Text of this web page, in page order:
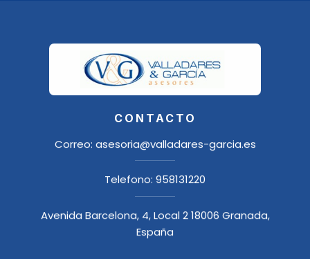
CONTACTO
Correo: asesoria@valladares-garcia.es
Telefono: 958131220
Avenida Barcelona, 4, Local 2 18006 Granada,
España